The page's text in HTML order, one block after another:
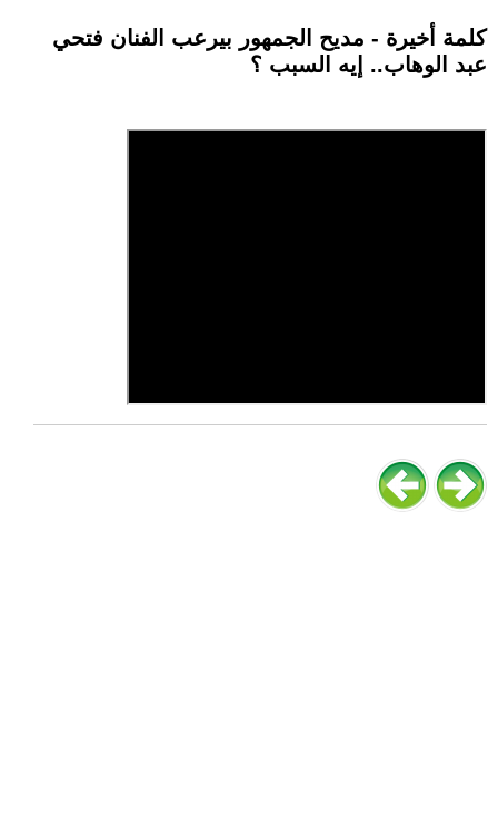
كلمة أخيرة - مديح الجمهور بيرعب الفنان فتحي
عبد الوهاب.. إيه السبب ؟